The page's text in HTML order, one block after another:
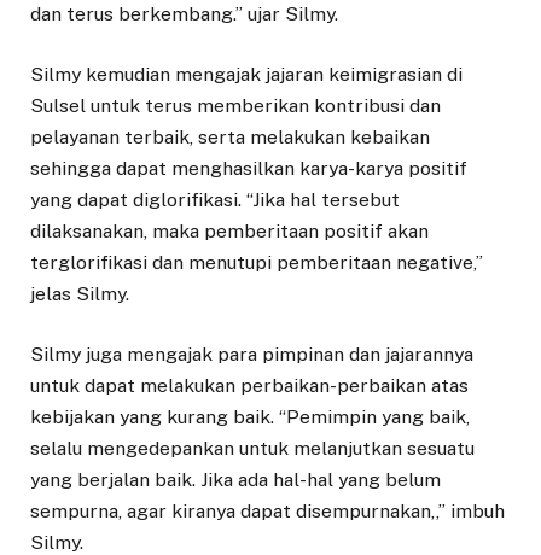
dan terus berkembang.” ujar Silmy.
Silmy kemudian mengajak jajaran keimigrasian di
Sulsel untuk terus memberikan kontribusi dan
pelayanan terbaik, serta melakukan kebaikan
sehingga dapat menghasilkan karya-karya positif
yang dapat diglorifikasi. “Jika hal tersebut
dilaksanakan, maka pemberitaan positif akan
terglorifikasi dan menutupi pemberitaan negative,”
jelas Silmy.
Silmy juga mengajak para pimpinan dan jajarannya
untuk dapat melakukan perbaikan-perbaikan atas
kebijakan yang kurang baik. “Pemimpin yang baik,
selalu mengedepankan untuk melanjutkan sesuatu
yang berjalan baik. Jika ada hal-hal yang belum
sempurna, agar kiranya dapat disempurnakan,,” imbuh
Silmy.